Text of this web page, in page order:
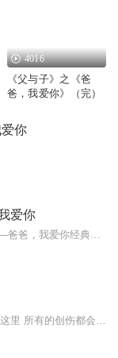
4016
《父与子》之《爸
爸，我爱你》（完）
你
爱你